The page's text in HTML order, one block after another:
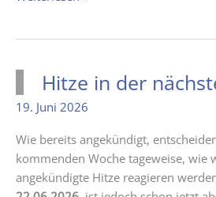
Tagen Hitze in der
19. Juni 2026
Wie bereits angekündigt,
kommenden Woche tageweise, wie
angekündigte Hitze reagieren